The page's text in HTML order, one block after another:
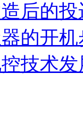
后的
的开机
技术发